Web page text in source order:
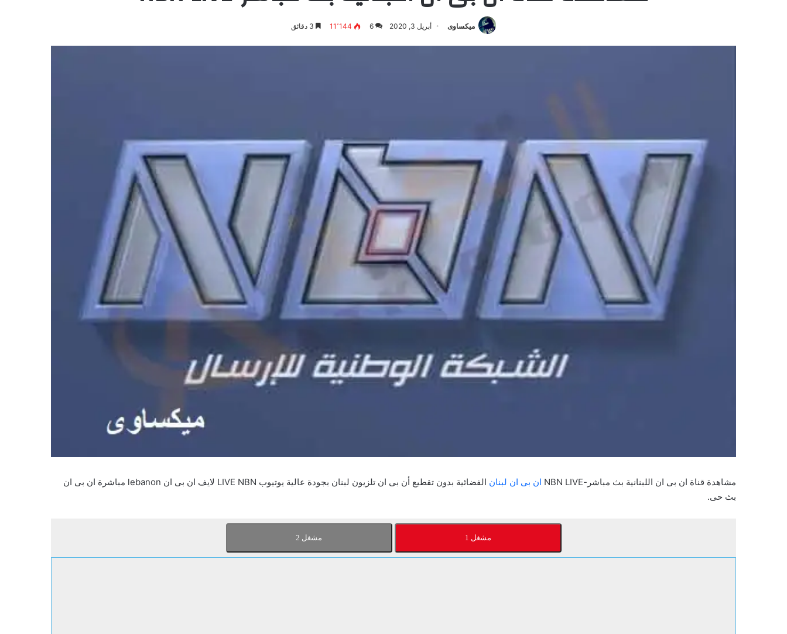
ميكساوى أبريل 3, 2020 6 11٬144
مشاهدة قناة ان بى ان اللبنانية بث مباشر-NBN LIVE ان بى ان لبنان
الفضائية بدون تقطيع أن بى ان تلزيون لبنان بجودة عالية يوتيوب LIVE NBN لايف ان بى ان lebanon مباشرة ان بى ان
بث حى.